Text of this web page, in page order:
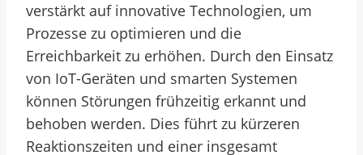
verstärkt auf innovative Technologien, um
Prozesse zu optimieren und die
Erreichbarkeit zu erhöhen. Durch den Einsatz
von IoT-Geräten und smarten Systemen
können Störungen frühzeitig erkannt und
behoben werden. Dies führt zu kürzeren
Reaktionszeiten und einer insgesamt